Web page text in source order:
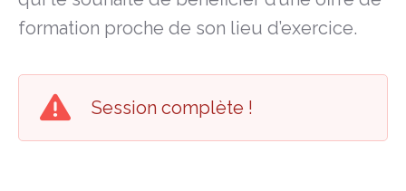
formation proche de son lieu d’exercice.
Session complète !